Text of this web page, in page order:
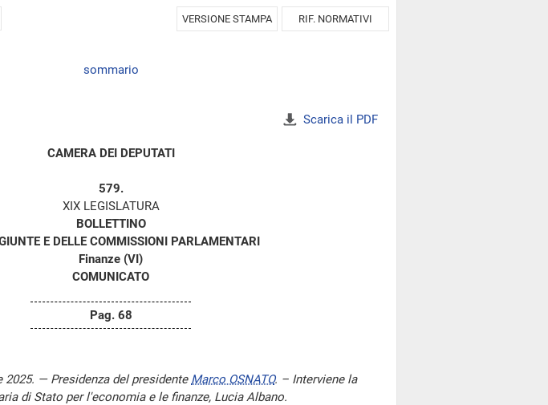
VERSIONE STAMPA RIF. NORMATIVI
sommario
Scarica il PDF
CAMERA DEI DEPUTATI
579.
XIX LEGISLATURA
BOLLETTINO
E DELLE COMMISSIONI PARLAMENTARI
Finanze (VI)
COMUNICATO
Pag. 68
2025. — Presidenza del presidente Marco OSNATO. – Interviene la
di Stato per l'economia e le finanze, Lucia Albano.